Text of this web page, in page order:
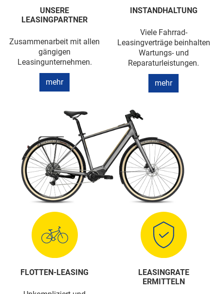
UNSERE
LEASINGPARTNER
Zusammenarbeit mit allen
gängigen
Leasingunternehmen.
mehr
INSTANDHALTUNG
Viele Fahrrad-
Leasingverträge beinhalten
Wartungs- und
Reparaturleistungen.
mehr
FLOTTEN-LEASING
LEASINGRATE
ERMITTELN